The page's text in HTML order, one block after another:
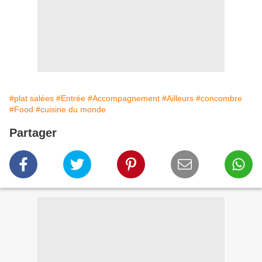
#plat salées #Entrée #Accompagnement #Ailleurs #concombre
#Food #cuisine du monde
Partager